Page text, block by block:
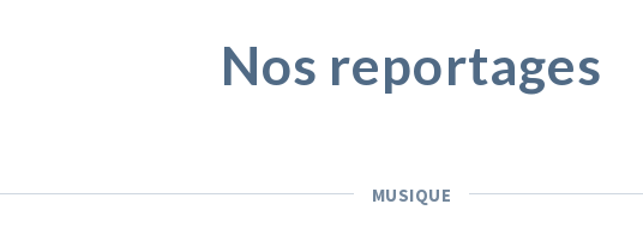
Nos reportages
MUSIQUE